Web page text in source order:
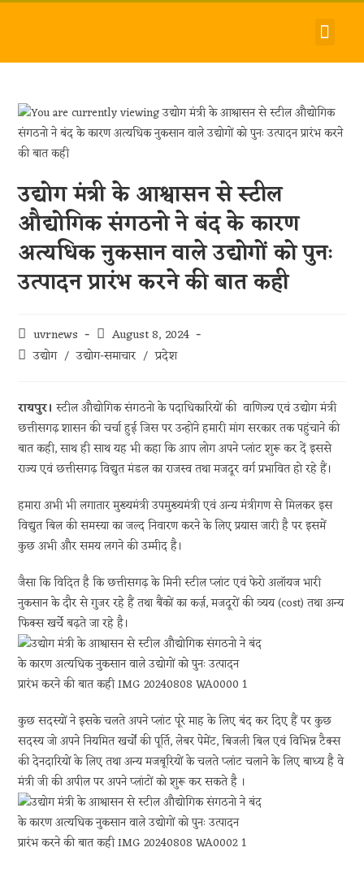
उद्योग मंत्री के आश्वासन से स्टील
औद्योगिक संगठनो ने बंद के कारण
अत्यधिक नुकसान वाले उद्योगों को पुनः
उत्पादन प्रारंभ करने की बात कही
uvrnews
August 8, 2024
उद्योग / उद्योग-समाचार / प्रदेश
रायपुर।स्टील औद्योगिक संगठनो के पदाधिकारियों की वाणिज्य एवं उद्योग मंत्री
छत्तीसगढ़ शासन की चर्चा हुई जिस पर उन्होंने हमारी मांग सरकार तक पहुंचाने की
बात कही, साथ ही साथ यह भी कहा कि आप लोग अपने प्लांट शुरू कर दें इससे
राज्य एवं छत्तीसगढ़ विद्युत मंडल का राजस्व तथा मजदूर वर्ग प्रभावित हो रहे हैं।
हमारा अभी भी लगातार मुख्यमंत्री उपमुख्यमंत्री एवं अन्य मंत्रीगण से मिलकर इस
विद्युत बिल की समस्या का जल्द निवारण करने के लिए प्रयास जारी है पर इसमें
कुछ अभी और समय लगने की उम्मीद है।
जैसा कि विदित है कि छत्तीसगढ़ के मिनी स्टील प्लांट एवं फेरो अलॉयज भारी
नुकसान के दौर से गुजर रहे हैं तथा बैंकों का कर्ज़, मजदूरों की व्यय (cost) तथा अन्य
फिक्स खर्चे बढ़ते जा रहे है।
कुछ सदस्यों ने इसके चलते अपने प्लांट पूरे माह के लिए बंद कर दिए हैं पर कुछ
सदस्य जो अपने नियमित खर्चों की पूर्ति, लेबर पेमेंट, बिजली बिल एवं विभिन्न टैक्स
की देनदारियों के लिए तथा अन्य मजबूरियों के चलते प्लांट चलाने के लिए बाध्य है वे
मंत्री जी की अपील पर अपने प्लांटों को शुरू कर सकते है ।